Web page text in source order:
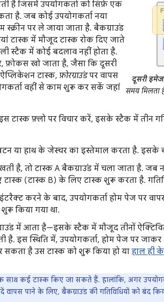
दूसरी
समय मिलता
है जिसमें उपयोगकर्ता को सिर्फ़ एक
है. जब कोई उपयोगकर्ता नया
स्क्रीन पर ले जाया जाता है. बैकग्राउंड
टास्क में मौजूद टास्क रोक दिए जाते
स्टैक में कोई बदलाव नहीं होता है.
फ़ोकस खो जाता है, जैसा कि दूसरी
टास्क, फ़ोरग्राउंडपर वापस
वहीं से काम शुरू कर सकें जहां
टास्क फ़्लो पर विचार करें, इसके स्टैक में तीन
या हाथ के जेस्चर का इस्तेमाल करता है. इसके
है, तो टास्क A बैकग्राउंड में चला जाता है.
(टास्क B) के लिए टास्क शुरू करता है.
करने के बाद, उपयोगकर्ता होम पेज पर
किया गया था.
में आता है—इसके स्टैक में मौजूद तीनों
है. इस स्थिति में, उपयोगकर्ता, होम पेज पर
सकता है उस टास्क को शुरू किया हो याहाल ही के
साथ कई टास्क किए जा सकते हैं. हालांकि, अगर
पाने के लिए, बैकग्राउंड की गतिविधियों को बंद